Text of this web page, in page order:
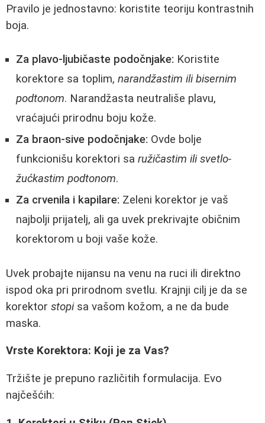
Pravilo je jednostavno: koristite teoriju kontrastnih
boja.
Za plavo-ljubičaste podočnjake: Koristite
korektore sa toplim, narandžastim ili bisernim
podtonom. Narandžasta neutrališe plavu,
vraćajući prirodnu boju kože.
Za braon-sive podočnjake: Ovde bolje
funkcionišu korektori sa ružičastim ili svetlo-
žućkastim podtonom.
Za crvenila i kapilare: Zeleni korektor je vaš
najbolji prijatelj, ali ga uvek prekrivajte običnim
korektorom u boji vaše kože.
Uvek probajte nijansu na venu na ruci ili direktno
ispod oka pri prirodnom svetlu. Krajnji cilj je da se
korektor stopisa vašom kožom, a ne da bude
maska.
Vrste Korektora: Koji je za Vas?
Tržište je prepuno različitih formulacija. Evo
najčešćih: